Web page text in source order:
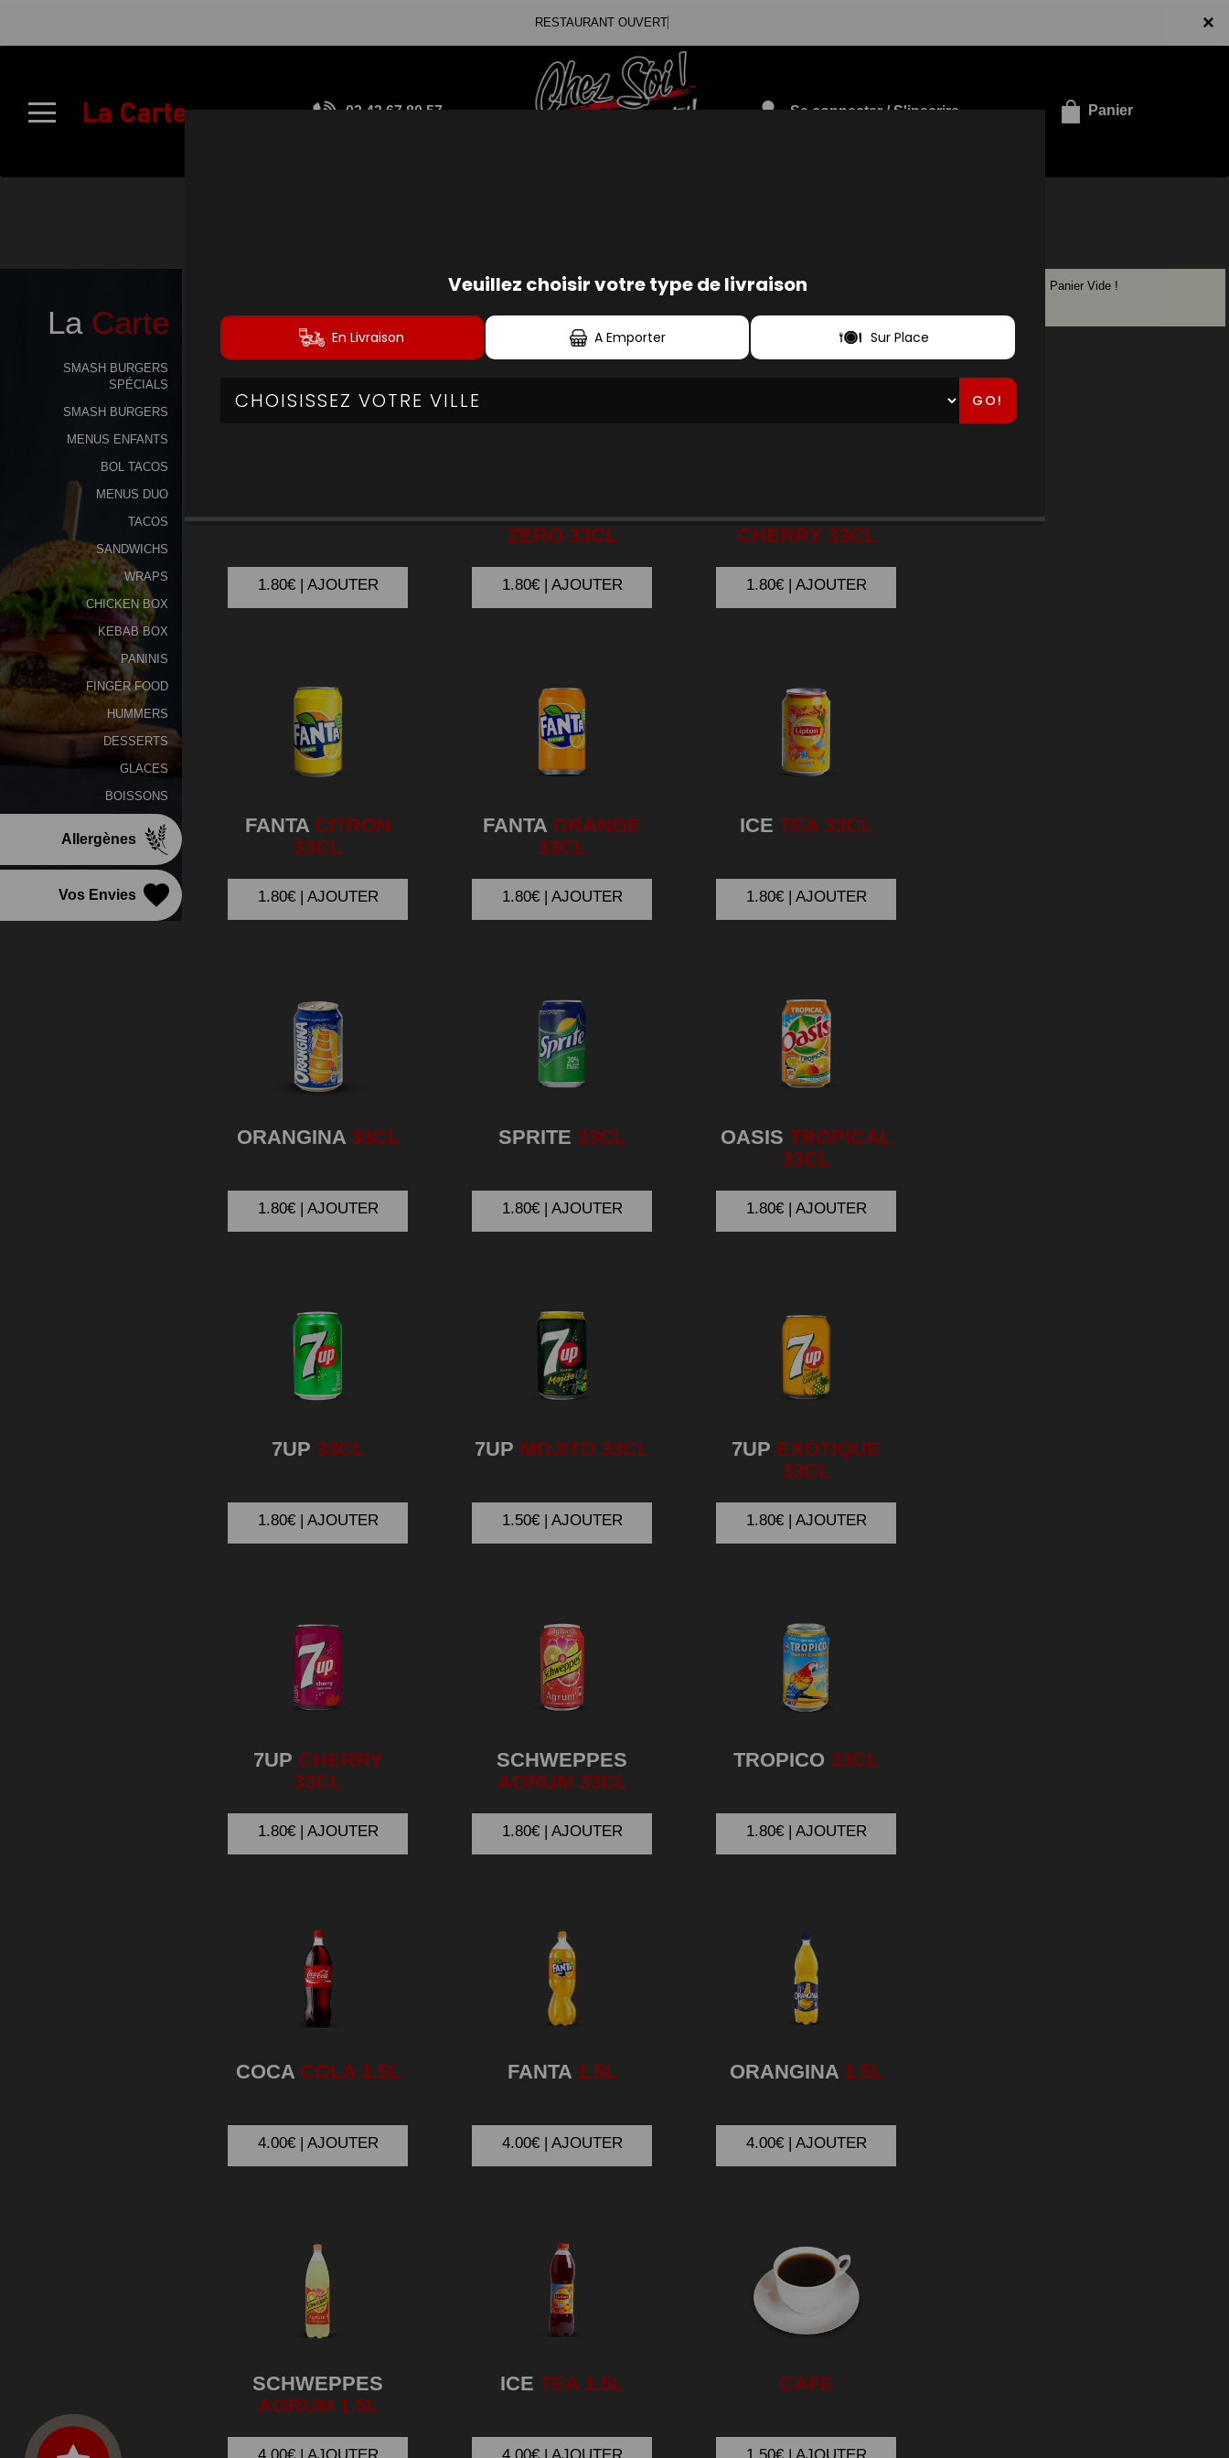
×
RESTAURANT
La Carte 02.43.67.80.57 Se connecter / S'inscrire Panier
Charte
Mentions
Programme
De
Fidélité
Vos
Avis
Zones
de
Livraison
La Carte
SMASH BURGERS
SPÉCIALS
SMASH BURGERS
MENUS ENFANTS
BOL TACOS
MENUS DUO
TACOS
SANDWICHS
WRAPS
CHICKEN BOX
KEBAB BOX
PANINIS
FINGER FOOD
HUMMERS
DESSERTS
GLACES
BOISSONS
Allergènes
Vos Envies
BOISSONS
COCACOLA 33CL
1.80€ | AJOUTER
COCACOLA
ZERO 33CL
1.80€ | AJOUTER
COCACOLA
CHERRY 33CL
1.80€ | AJOUTER
FANTACITRON
33CL
1.80€ | AJOUTER
FANTA ORANGE
33CL
1.80€ | AJOUTER
ICE TEA 33CL
1.80€ | AJOUTER
ORANGINA33CL
1.80€ | AJOUTER
SPRITE 33CL
1.80€ | AJOUTER
OASIS TROPICAL
33CL
1.80€ | AJOUTER
7UP 33CL
1.80€ | AJOUTER
7UP MOJITO 33CL
1.50€ | AJOUTER
7UP EXOTIQUE
33CL
1.80€ | AJOUTER
7UP CHERRY
33CL
1.80€ | AJOUTER
SCHWEPPES
AGRUM 33CL
1.80€ | AJOUTER
TROPICO 33CL
1.80€ | AJOUTER
COCACOLA 1.5L
4.00€ | AJOUTER
FANTA 1.5L
4.00€ | AJOUTER
ORANGINA1.5L
4.00€ | AJOUTER
SCHWEPPES
AGRUM 1.5L
ICE TEA 1.5L CAFE
Panier Vide !